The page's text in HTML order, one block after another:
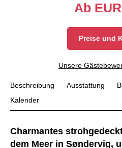
Ab EUR
Preise und
Unsere
Beschreibung Ausstattung
Kalender
Charmantes
dem Meer in Søndervig,